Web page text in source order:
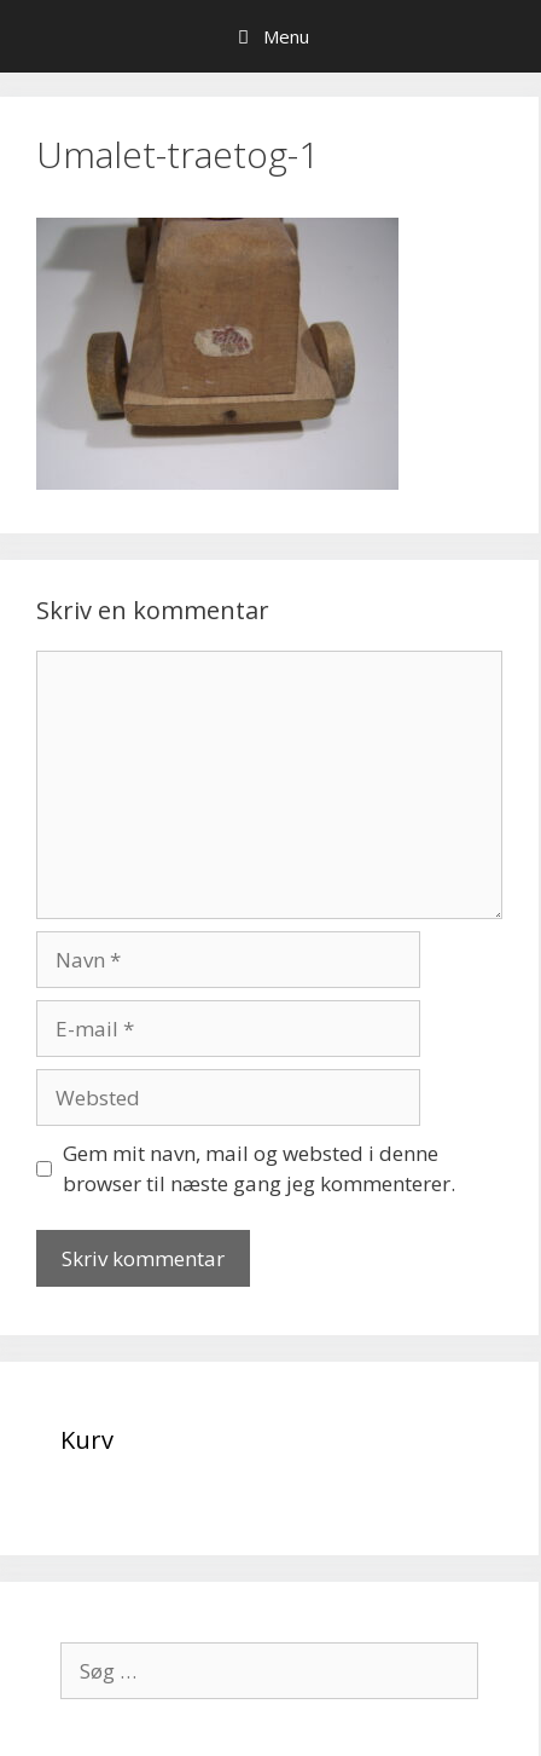
indhold
Menu
Umalet-traetog-1
Skriv en kommentar
mail
Gem mit navn, mail og websted i denne
browser til næste gang jeg kommenterer.
Kurv
efter: